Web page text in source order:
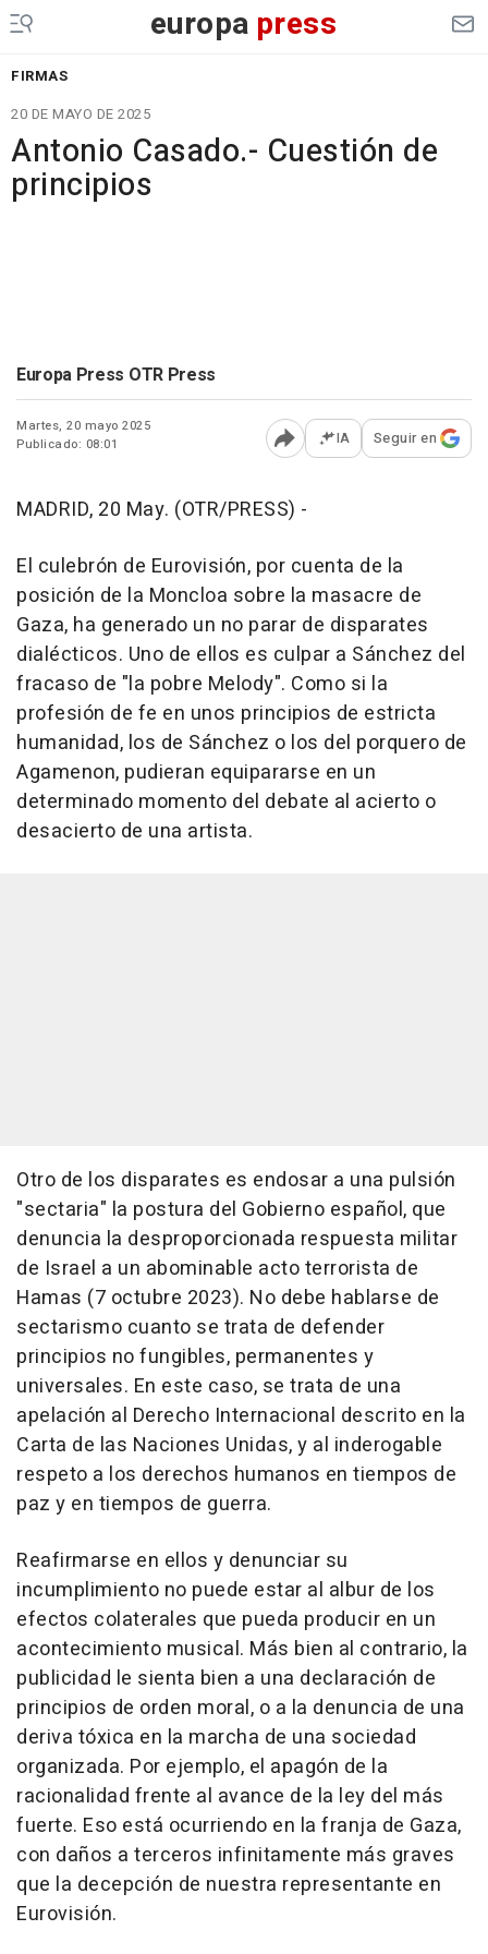
europa press
FIRMAS
20 DE MAYO DE 2025
Antonio Casado.- Cuestión de
principios
Europa Press OTR Press
Martes, 20 mayo 2025
Publicado: 08:01
Abrir opciones para
IA Seguir en
MADRID, 20 May. (OTR/PRESS) -
El culebrón de Eurovisión, por cuenta de la
posición de la Moncloa sobre la masacre de
Gaza, ha generado un no parar de disparates
dialécticos. Uno de ellos es culpar a Sánchez del
fracaso de "la pobre Melody". Como si la
profesión de fe en unos principios de estricta
humanidad, los de Sánchez o los del porquero de
Agamenon, pudieran equipararse en un
determinado momento del debate al acierto o
desacierto de una artista.
Otro de los disparates es endosar a una pulsión
"sectaria" la postura del Gobierno español, que
denuncia la desproporcionada respuesta militar
de Israel a un abominable acto terrorista de
Hamas (7 octubre 2023). No debe hablarse de
sectarismo cuanto se trata de defender
principios no fungibles, permanentes y
universales. En este caso, se trata de una
apelación al Derecho Internacional descrito en la
Carta de las Naciones Unidas, y al inderogable
respeto a los derechos humanos en tiempos de
paz y en tiempos de guerra.
Reafirmarse en ellos y denunciar su
incumplimiento no puede estar al albur de los
efectos colaterales que pueda producir en un
acontecimiento musical. Más bien al contrario, la
publicidad le sienta bien a una declaración de
principios de orden moral, o a la denuncia de una
deriva tóxica en la marcha de una sociedad
organizada. Por ejemplo, el apagón de la
racionalidad frente al avance de la ley del más
fuerte. Eso está ocurriendo en la franja de Gaza,
con daños a terceros infinitamente más graves
que la decepción de nuestra representante en
Eurovisión.